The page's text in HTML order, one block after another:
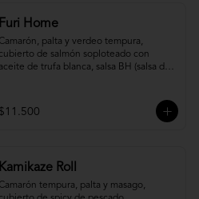
Furi Home
Camarón, palta y verdeo tempura,
cubierto de salmón soploteado con
aceite de trufa blanca, salsa BH (salsa de
$11.500
Kamikaze Roll
Camarón tempura, palta y masago,